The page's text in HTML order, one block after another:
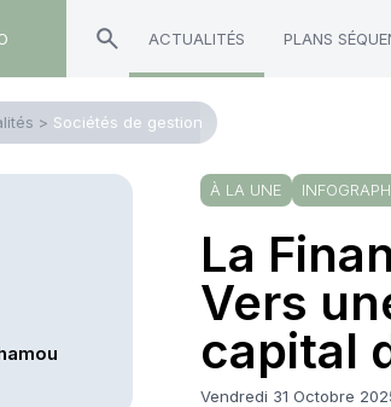
ACTUALITÉS PLANS
> Sociétés de gestion
À LA UNE
La
Vers
capital
Vendredi 31 Octobre